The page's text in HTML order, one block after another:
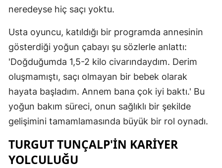
Kastamonu
Kayseri
Kırklareli
Kırşehir
Kocaeli
neredeyse hiç saçı yoktu.
Usta oyuncu, katıldığı bir programda annesinin
gösterdiği yoğun çabayı şu sözlerle anlattı:
'Doğduğumda 1,5-2 kilo civarındaydım. Derim
oluşmamıştı, saçı olmayan bir bebek olarak
hayata başladım. Annem bana çok iyi baktı.' Bu
yoğun bakım süreci, onun sağlıklı bir şekilde
gelişimini tamamlamasında büyük bir rol oynadı.
TURGUT TUNÇALP'IN KARIYER
YOLCULUĞU